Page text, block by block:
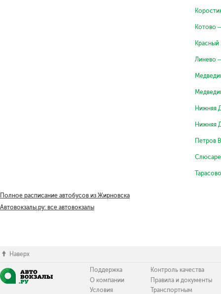
Котово
Линево
Нижняя
Нижняя
Петров
Полное расписание автобусов из Жирновска
Автовокзалы.ру: все автовокзалы
Наверх
Поддержка
О компании
Условия
Контроль качества
Правила и документы
Транспортным